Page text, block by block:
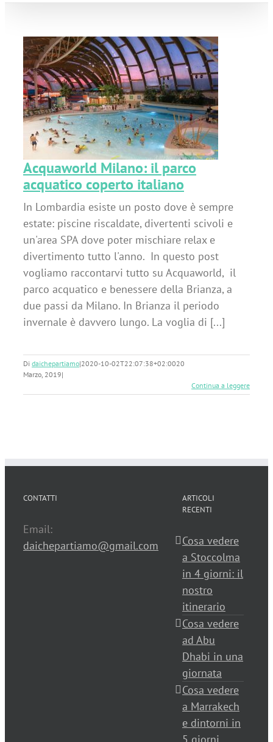
Acquaworld Milano: il parco
acquatico coperto italiano
In Lombardia esiste un posto dove è sempre
estate: piscine riscaldate, divertenti scivoli e
un'area SPA dove poter mischiare relax e
divertimento tutto l'anno. In questo post
vogliamo raccontarvi tutto su Acquaworld, il
parco acquatico e benessere della Brianza, a
due passi da Milano. In Brianza il periodo
invernale è davvero lungo. La voglia di [...]
Di daichepartiamo|2020-10-02T22:07:38+02:0020
Marzo, 2019|
Continua a leggere
CONTATTI
Email:
daichepartiamo@gmail.com
ARTICOLI
RECENTI
Cosa vedere
a Stoccolma
in 4 giorni: il
nostro
itinerario
Cosa vedere
ad Abu
Dhabi in una
giornata
Cosa vedere
a Marrakech
e dintorni in